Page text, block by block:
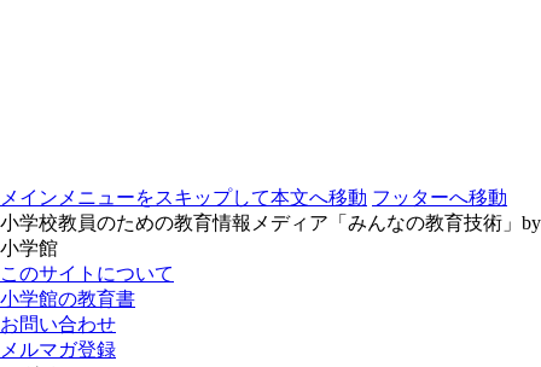
メインメニューをスキップして本文へ移動 フッターへ移動
小学校教員のための教育情報メディア「みんなの教育技術」by
小学館
このサイトについて
小学館の教育書
お問い合わせ
メルマガ登録